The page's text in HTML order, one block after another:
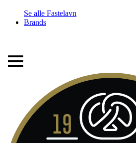
Se alle Fastelavn
Brands
LEVERINGSTID 1-3